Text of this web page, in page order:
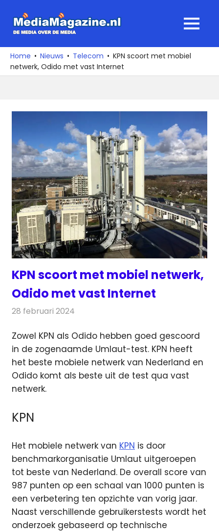
naar
media
over
de
MENU
Home Nieuws Telecom
KPN scoort met mobiel
netwerk, Odido met vast Internet
KPN scoort met mobiel netwerk,
Odido met vast Internet
28 februari 2024
Zowel KPN als Odido hebben goed gescoord
in de zogenaamde Umlaut-test. KPN heeft
het beste mobiele netwerk van Nederland en
Odido komt als beste uit de test qua vast
netwerk.
KPN
Het mobiele netwerk van KPN is door
benchmarkorganisatie Umlaut uitgeroepen
tot beste van Nederland. De overall score van
987 punten op een schaal van 1000 punten is
een verbetering ten opzichte van vorig jaar.
Naast verschillende gebruikerstests wordt het
onderzoek gebaseerd op technische